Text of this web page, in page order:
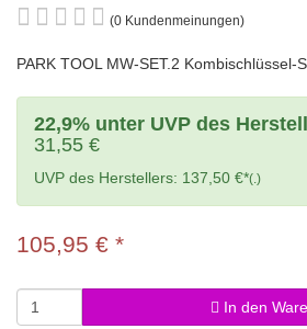
(0 Kundenmeinungen)
PARK TOOL MW-SET.2 Kombischlüssel-
22,9% unter UVP des
31,55 €
UVP des Herstellers: 137,50 €*(.)
105,95 € *
In den